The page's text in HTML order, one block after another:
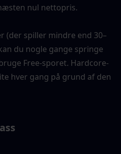
nul nettopris.
(der spiller mindre end 30–
du nogle gange springe
Free-sporet. Hardcore-
hver gang på grund af den